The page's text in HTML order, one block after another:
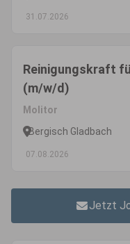
31.07.2026
Reinigungskraft
(m/w/d)
Molitor
Bergisch Gladbach
07.08.2026
Jetzt